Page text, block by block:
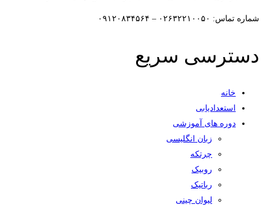
شماره تماس: ۰۲۶۳۲۲۱۰۰۵۰ – ۰۹۱۲۰۸۳۴۵۶۴
دسترسی سریع
خانه
استعدادیابی
دوره های آموزشی
زبان انگلیسی
چرتکه
روبیک
رباتیک
لیوان چینی